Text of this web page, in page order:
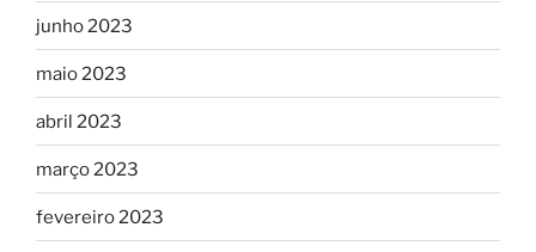
junho 2023
maio 2023
abril 2023
março 2023
fevereiro 2023